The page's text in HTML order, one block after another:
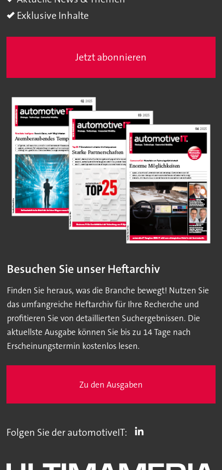
Exklusive Inhalte
Jetzt abonnieren
Besuchen Sie unser Heftarchiv
Finden Sie heraus, was die Branche bewegt! Nutzen Sie
das umfangreiche Heftarchiv für Ihre Recherche und
profitieren Sie von detaillierten Suchergebnissen. Die
aktuellste Ausgabe können Sie bis zu 14 Tage nach
Erscheinungstermin kostenlos lesen.
Zu den Ausgaben
Folgen Sie der automotiveIT: